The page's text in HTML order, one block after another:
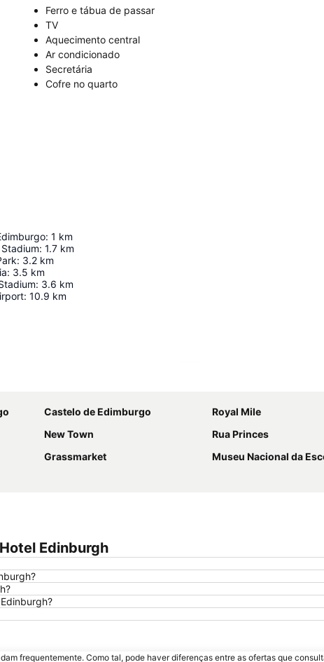
Ferro e tábua de passar
TV
Aquecimento central
Ar condicionado
Secretária
Cofre no quarto
: 1 km
: 1.7 km
: 3.2 km
: 3.5 km
: 3.6 km
: 10.9 km
Castelo de Edimburgo
Royal Mile
New Town
Rua Princes
Grassmarket
Museu Nacional da
Edinburgh
frequentemente. Como tal, pode haver diferenças entre as ofertas que